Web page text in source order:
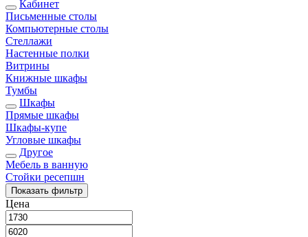
Кабинет
Письменные столы
Компьютерные столы
Стеллажи
Настенные полки
Витрины
Книжные шкафы
Тумбы
Шкафы
Прямые шкафы
Шкафы-купе
Угловые шкафы
Другое
Мебель в ванную
Стойки ресепшн
Показать фильтр
Цена